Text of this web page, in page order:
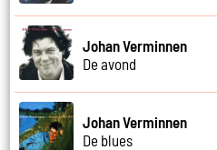
Johan Verminnen
De avond
Johan Verminnen
De blues